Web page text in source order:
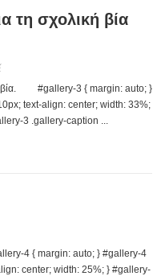
τη σχολική βία
βία. #gallery-3 { margin: auto; }
text-align: center; width: 33%;
3 .gallery-caption ...
4 { margin: auto; } #gallery-4
center; width: 25%; } #gallery-